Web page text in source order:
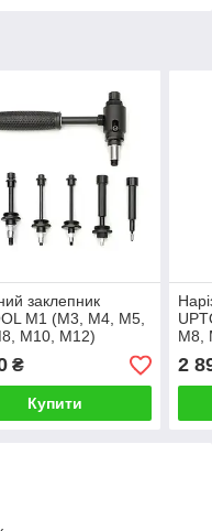
заклепник
M1 (М3, М4, М5,
М10, М12)
₴
Купити
М8,
2